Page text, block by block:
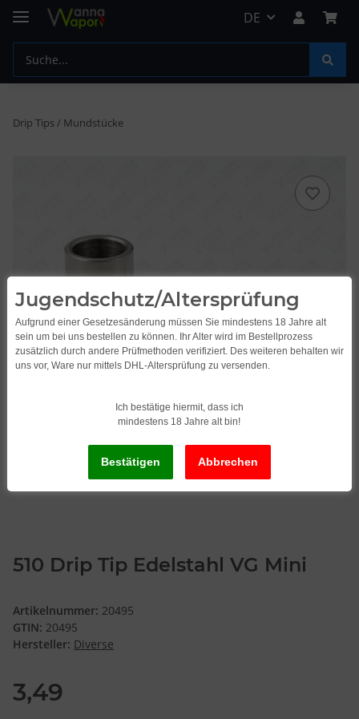
DE
Drip Tips / Mundstücke
510 Drip Tip Edelstahl VG Mini
Artikelnummer: 20495
GTIN: 20495
Hersteller: Diverse
3,49
Jugendschutz/Altersprüfung
Aufgrund einer Gesetzesänderung müssen Sie mindestens 18 Jahre alt
sein um bei uns bestellen zu können. Ihr Alter wird im Bestellprozess
zusätzlich durch andere Prüfmethoden verifiziert. Des weiteren behalten wir
uns vor, Ware nur mittels DHL-Altersprüfung zu versenden.
Ich bestätige hiermit, dass ich
mindestens 18 Jahre alt bin!